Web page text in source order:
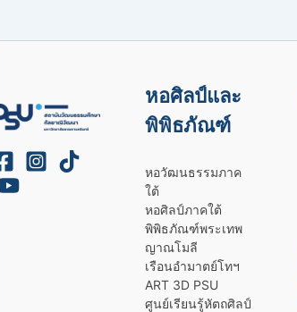
หอศิลป์และ
พิพิธภัณฑ์
หอวัฒนธรรมภาค
ใต้
หอศิลป์ภาคใต้
พิพิธภัณฑ์พระเทพ
ญาณโมลี
เรือนอำมาตย์โทฯ
ART 3D PSU
ศูนย์เรียนรู้หัตถศิลป์